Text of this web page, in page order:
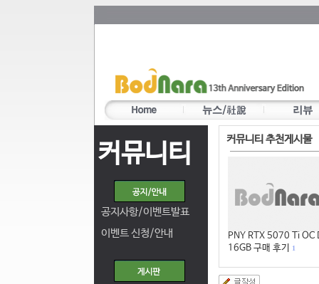
커뮤니티
공지사항/이벤트발표
이벤트 신청/안내
커뮤니티 추천게시물
PNY RTX 5070 Ti OC
16GB 구매 후기
1